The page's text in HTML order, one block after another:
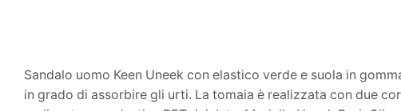
Sandalo uomo Keen Uneek con elastico verde e suola in
in grado di assorbire gli urti. La tomaia è realizzata con due